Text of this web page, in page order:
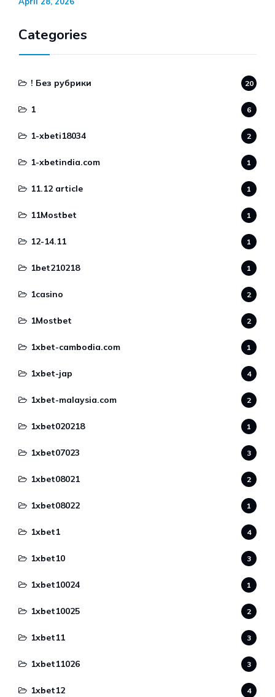
Categories
! Без рубрики 20
1 6
1-xbeti18034 2
1-xbetindia.com 1
11.12 article 1
11Mostbet 1
12-14.11 1
1bet210218 1
1casino 2
1Mostbet 2
1xbet-cambodia.com 1
1xbet-jap 4
1xbet-malaysia.com 2
1xbet020218 1
1xbet07023 3
1xbet08021 2
1xbet08022 1
1xbet1 4
1xbet10 3
1xbet10024 1
1xbet10025 2
1xbet11 3
1xbet11026 3
1xbet12 4